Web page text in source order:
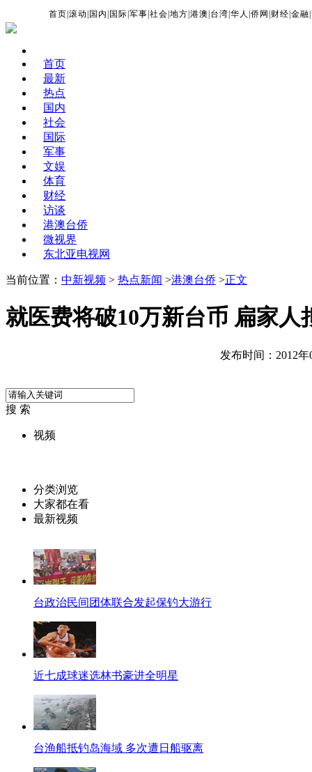
首页 |滚动 国内 国际 |军事 |社会 |地方 |港澳 台湾 |华人 |侨网 财经 |金融 |
首页
最新
热点
国内
社会
国际
军事
文娱
体育
财经
访谈
港澳台侨
微视界
东北亚电视网
当前位置： 中新视频 > 热点新闻 >港澳台侨 >正文
就医费将破10万新台币 扁家人
发布时间：2012年
搜 索
视频
分类浏览
大家都在看
最新视频
台政治民间团体联合发起保钓大游行
近七成球迷选林书豪进全明星
台渔船抵钓岛海域 多次遭日船驱离